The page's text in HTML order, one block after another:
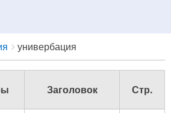
универбация
Заголовок Стр.